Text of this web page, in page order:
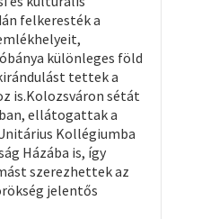
felkeresték a
különleges föld
tettek a
is.Kolozsváron sétát
ellátogattak a
Kollégiumba
Házába is, így
szerezhettek az
jelentős